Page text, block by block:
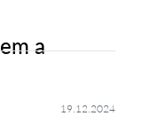
a
19.12.2024